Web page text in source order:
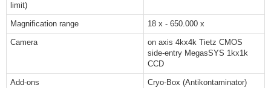
limit)
Magnification range 18 x - 650.000 x
Camera
on axis 4kx4k Tietz CMOS
side-entry MegasSYS 1kx1k
CCD
Add-ons Cryo-Box (Antikontaminator)